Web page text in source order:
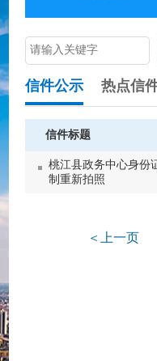
信件公示 热点信
信件标题
桃江县政务中心身份
制重新拍照
＜上一页